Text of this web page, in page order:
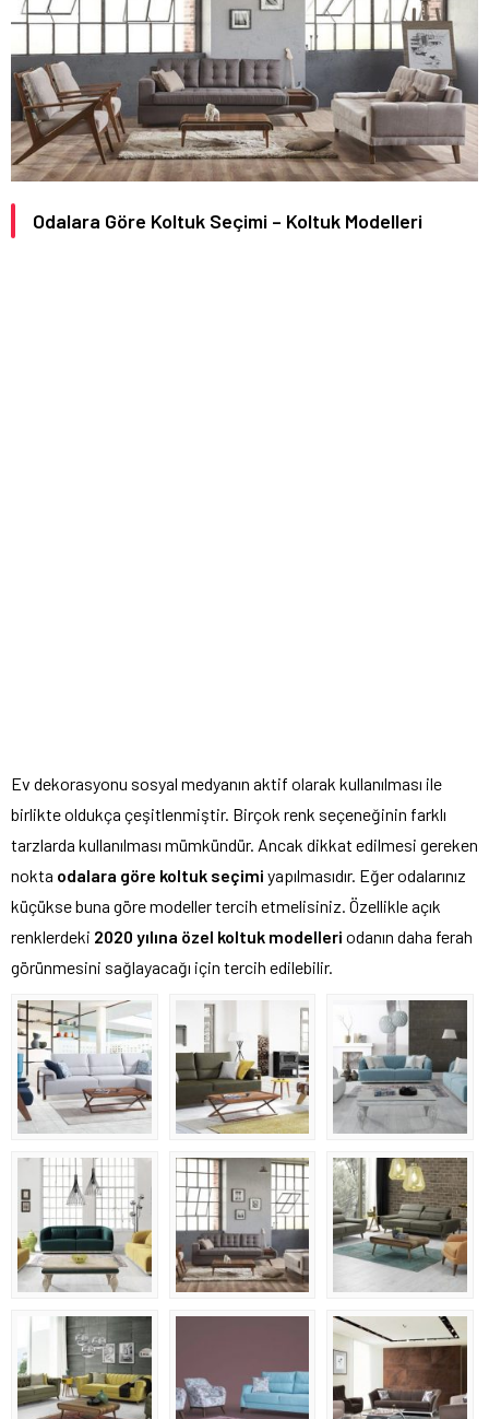
Odalara Göre Koltuk Seçimi – Koltuk Modelleri
Ev dekorasyonu sosyal medyanın aktif olarak kullanılması ile
birlikte oldukça çeşitlenmiştir. Birçok renk seçeneğinin farklı
tarzlarda kullanılması mümkündür. Ancak dikkat edilmesi gereken
nokta odalara göre koltuk seçimi yapılmasıdır. Eğer odalarınız
küçükse buna göre modeller tercih etmelisiniz. Özellikle açık
renklerdeki 2020 yılına özel koltuk modelleri odanın daha ferah
görünmesini sağlayacağı için tercih edilebilir.